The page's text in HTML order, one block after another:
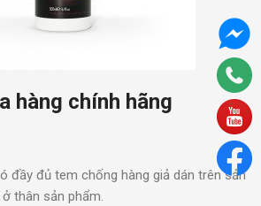
hàng chính hãng
đầy đủ tem chống hàng giả dán trên sản
thân sản phẩm.